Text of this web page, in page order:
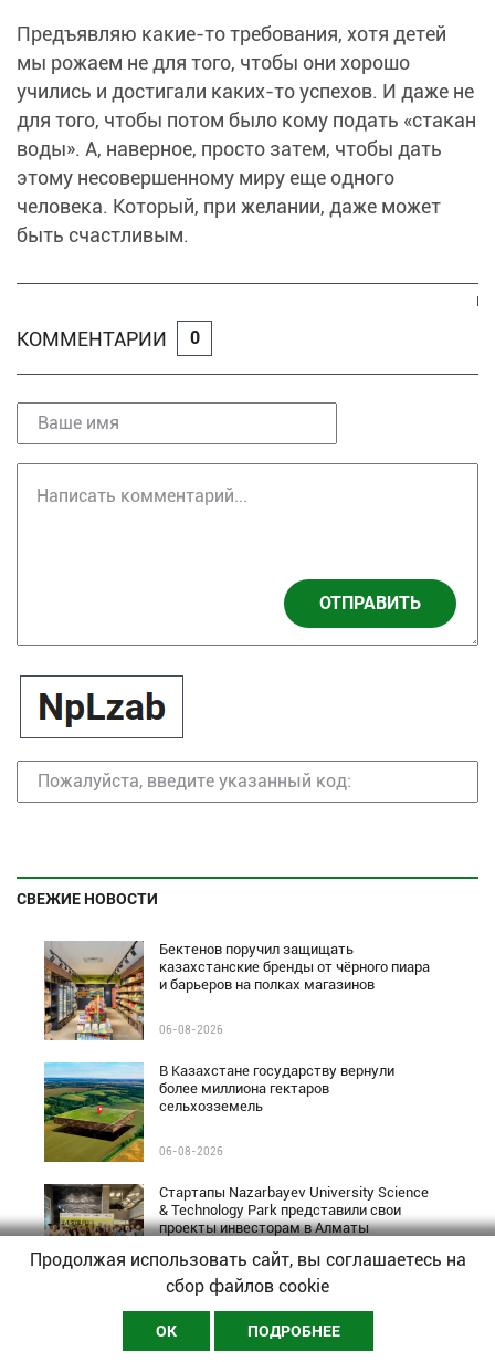
Предъявляю какие-то требования, хотя детей
мы рожаем не для того, чтобы они хорошо
учились и достигали каких-то успехов. И даже не
для того, чтобы потом было кому подать «стакан
воды». А, наверное, просто затем, чтобы дать
этому несовершенному миру еще одного
человека. Который, при желании, даже может
быть счастливым.
КОММЕНТАРИИ 0
ОТПРАВИТЬ
СВЕЖИЕ НОВОСТИ
Бектенов поручил защищать
казахстанские бренды от чёрного пиара
и барьеров на полках магазинов
06-08-2026
В Казахстане государству вернули
более миллиона гектаров
сельхозземель
06-08-2026
Стартапы Nazarbayev University Science
& Technology Park представили свои
проекты инвесторам в Алматы
В Алматы предприниматели могут
получить льготное финансирование по
программе Almaty Business-2030
Продолжая использовать сайт, вы соглашаетесь на
сбор файлов cookie
ОК ПОДРОБНЕЕ